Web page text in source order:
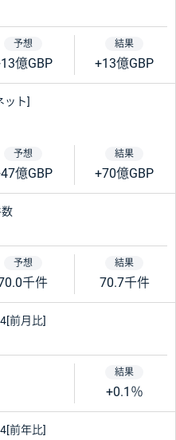
億GBP +13億GBP
ット]
億GBP +70億GBP
千件 70.7千件
前月比]
+0.1％
前年比]